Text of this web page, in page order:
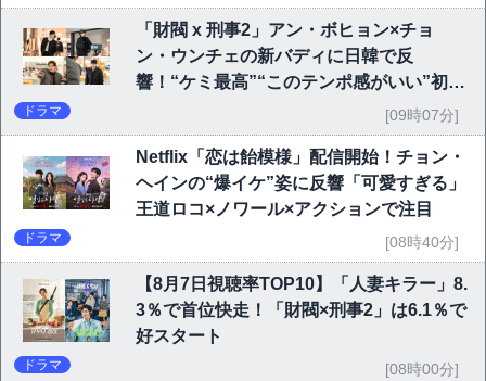
「財閥 x 刑事2」アン・ボヒョン×チョ
ン・ウンチェの新バディに日韓で反
響！“ケミ最高”“このテンポ感がいい”初回
ドラマ [09時07分]
Netflix「恋は飴模様」配信開始！チョン・
ヘインの“爆イケ”姿に反響「可愛すぎる」
王道ロコ×ノワール×アクションで注目
ドラマ [08時40分]
【8月7日視聴率TOP10】「人妻キラー」8.
3％で首位快走！「財閥×刑事2」は6.1％で
好スタート
ドラマ [08時00分]